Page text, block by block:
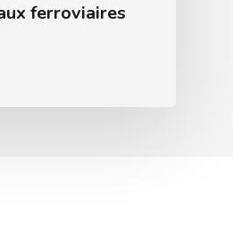
ferroviaires